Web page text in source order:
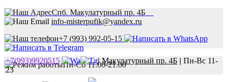
Спб. Макулатурный пр. 4Б
info-misterpufik@yandex.ru
+7 (993) 992-05-15
Пн-Сб 11.00-21.00
+7(993)9920515 | Макулатурный пр. 4Б | Пн-Вс 11-
23